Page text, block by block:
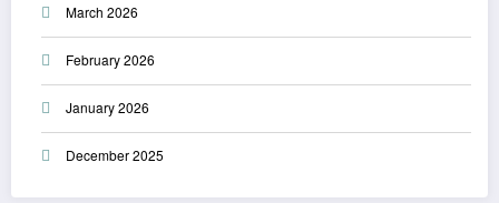
March 2026
February 2026
January 2026
December 2025